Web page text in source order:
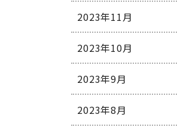
2023年11月
2023年10月
2023年9月
2023年8月